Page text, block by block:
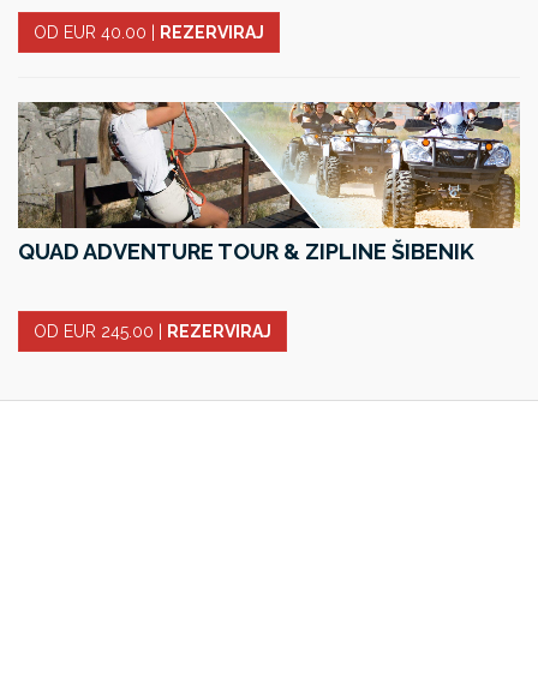
OD EUR 40.00 REZERVIRAJ
QUAD ADVENTURE TOUR & ZIPLINE ŠIBENIK
OD EUR 245.00 REZERVIRAJ